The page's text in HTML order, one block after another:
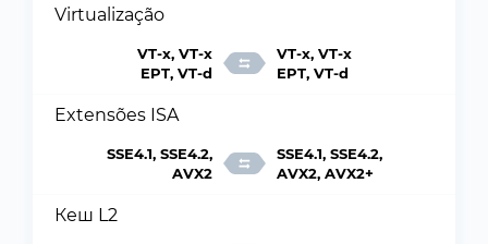
Virtualização
VT-x, VT-x
EPT, VT-d
VT-x, VT-x
EPT, VT-d
Extensões ISA
SSE4.1, SSE4.2,
AVX2
SSE4.1, SSE4.2,
AVX2, AVX2+
Кеш L2